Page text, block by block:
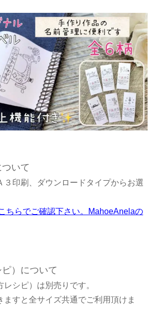
いて
印刷、ダウンロードタイプからお選
ちらでご確認下さい。MahoeAnelaの
）について
シピ）は別売りです。
すと全サイズ共通でご利用頂けま